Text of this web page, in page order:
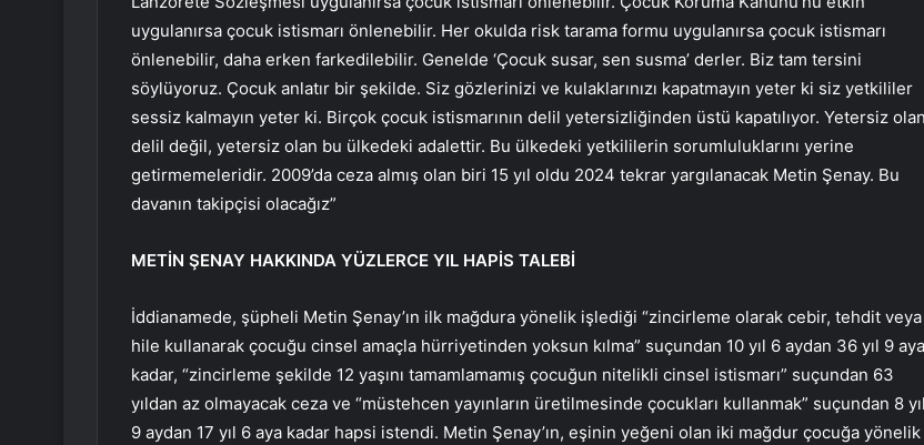
uygulanırsa çocuk istismarı önlenebilir. Her okulda risk tarama formu uygulanırsa çocuk istismarı
önlenebilir, daha erken farkedilebilir. Genelde ‘Çocuk susar, sen susma’ derler. Biz tam tersini
söylüyoruz. Çocuk anlatır bir şekilde. Siz gözlerinizi ve kulaklarınızı kapatmayın yeter ki siz yetkililer
sessiz kalmayın yeter ki. Birçok çocuk istismarının delil yetersizliğinden üstü kapatılıyor. Yetersiz olan
delil değil, yetersiz olan bu ülkedeki adalettir. Bu ülkedeki yetkililerin sorumluluklarını yerine
getirmemeleridir. 2009’da ceza almış olan biri 15 yıl oldu 2024 tekrar yargılanacak Metin Şenay. Bu
davanın takipçisi olacağız”
METİN ŞENAY HAKKINDA YÜZLERCE YIL HAPİS TALEBİ
İddianamede, şüpheli Metin Şenay’ın ilk mağdura yönelik işlediği “zincirleme olarak cebir, tehdit veya
hile kullanarak çocuğu cinsel amaçla hürriyetinden yoksun kılma” suçundan 10 yıl 6 aydan 36 yıl 9 aya
kadar, “zincirleme şekilde 12 yaşını tamamlamamış çocuğun nitelikli cinsel istismarı” suçundan 63
yıldan az olmayacak ceza ve “müstehcen yayınların üretilmesinde çocukları kullanmak” suçundan 8 yıl
9 aydan 17 yıl 6 aya kadar hapsi istendi. Metin Şenay’ın, eşinin yeğeni olan iki mağdur çocuğa yönelik